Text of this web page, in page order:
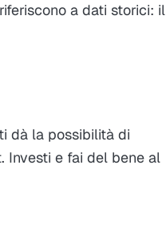
a dati storici: il
dà la possibilità di
Investi e fai del bene al